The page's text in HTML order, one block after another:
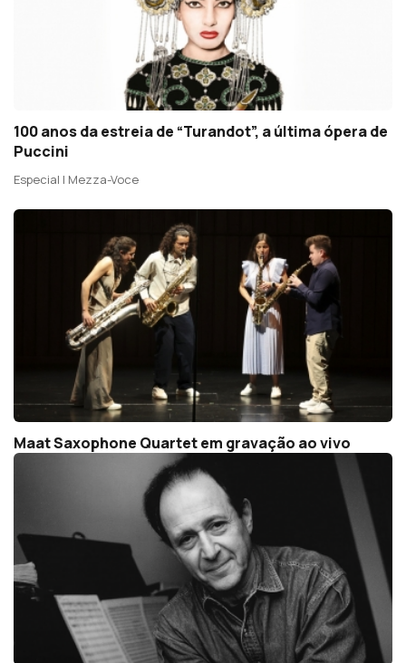
100 anos da estreia de “Turandot”, a última ópera de
Puccini
Especial | Mezza-Voce
Maat Saxophone Quartet em gravação ao vivo